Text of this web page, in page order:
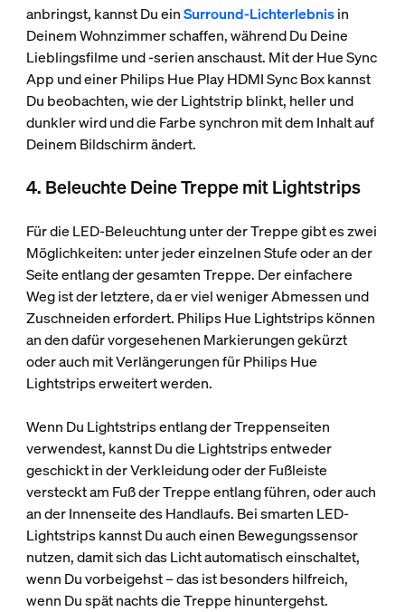
anbringst, kannst Du einSurround-Lichterlebnisin
Deinem Wohnzimmer schaffen, während Du Deine
Lieblingsfilme und ‑serien anschaust. Mit der Hue Sync
App und einer Philips Hue Play HDMI Sync Box kannst
Du beobachten, wie der Lightstrip blinkt, heller und
dunkler wird und die Farbe synchron mit dem Inhalt auf
Deinem Bildschirm ändert.
4. Beleuchte Deine Treppe mit Lightstrips
Für die LED-Beleuchtung unter der Treppe gibt es zwei
Möglichkeiten: unter jeder einzelnen Stufe oder an der
Seite entlang der gesamten Treppe. Der einfachere
Weg ist der letztere, da er viel weniger Abmessen und
Zuschneiden erfordert. Philips Hue Lightstrips können
an den dafür vorgesehenen Markierungen gekürzt
oder auch mit Verlängerungen für Philips Hue
Lightstrips erweitert werden.
Wenn Du Lightstrips entlang der Treppenseiten
verwendest, kannst Du die Lightstrips entweder
geschickt in der Verkleidung oder der Fußleiste
versteckt am Fuß der Treppe entlang führen, oder auch
an der Innenseite des Handlaufs. Bei smarten LED-
Lightstrips kannst Du auch einen Bewegungssensor
nutzen, damit sich das Licht automatisch einschaltet,
wenn Du vorbeigehst – das ist besonders hilfreich,
wenn Du spät nachts die Treppe hinuntergehst.